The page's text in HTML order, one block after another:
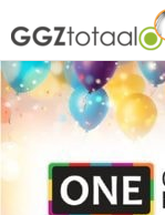
over GGZTotaal
Home